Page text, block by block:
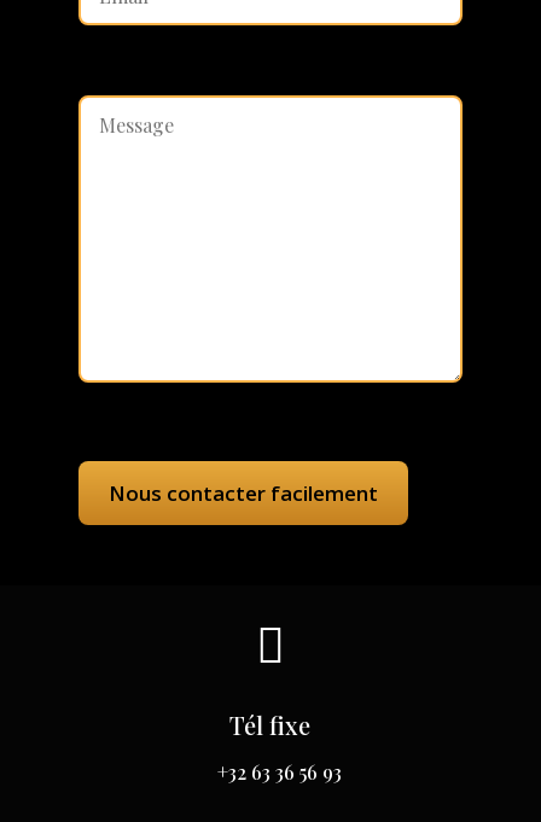

Tél fixe
+32 63 36 56 93